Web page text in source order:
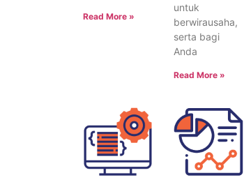
Read More »
untuk
berwirausaha,
serta bagi
Anda
Read More »